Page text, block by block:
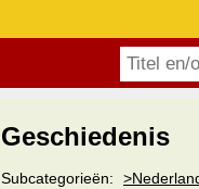
Geschiedenis
Subcategorieën: